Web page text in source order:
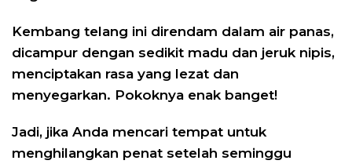
Kembang telang ini direndam dalam air panas,
dicampur dengan sedikit madu dan jeruk nipis,
menciptakan rasa yang lezat dan
menyegarkan. Pokoknya enak banget!
Jadi, jika Anda mencari tempat untuk
menghilangkan penat setelah seminggu